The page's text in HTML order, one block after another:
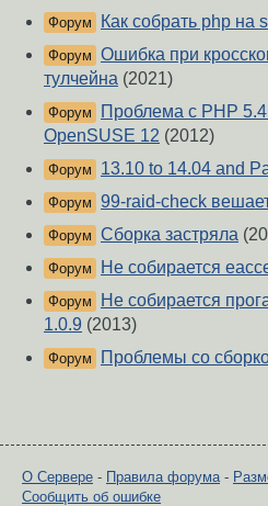
Форум Как собрать php на
Форум Ошибка при
тулчейна (2021)
Форум
Проблема с PHP
OpenSUSE 12 (2012)
Форум 13.10 to 14.04 and
Форум 99-raid-check
Форум Сборка застряла
Форум Не собирается
Форум
Не собирается
1.0.9 (2013)
Форум Проблемы со
О Сервере - Правила форума-
Сообщить об ошибке